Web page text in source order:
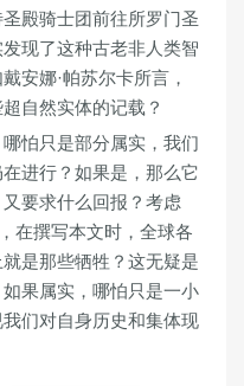
殿骑士团前往所罗门圣
现了这种古老非人类智
安娜·帕苏尔卡所言，
自然实体的记载？
怕只是部分属实，我们
进行？如果是，那么它
要求什么回报？考虑
在撰写本文时，全球各
是那些牺牲？这无疑是
果属实，哪怕只是一小
们对自身历史和集体现